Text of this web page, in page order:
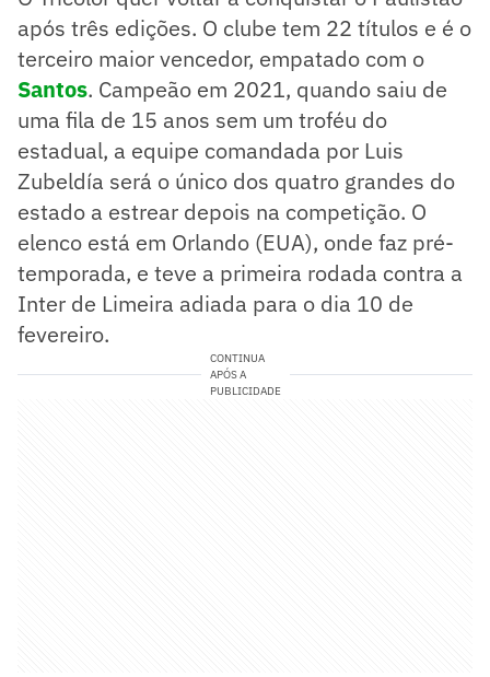
após três edições. O clube tem 22 títulos e é o
terceiro maior vencedor, empatado com o
Santos. Campeão em 2021, quando saiu de
uma fila de 15 anos sem um troféu do
estadual, a equipe comandada por Luis
Zubeldía será o único dos quatro grandes do
estado a estrear depois na competição. O
elenco está em Orlando (EUA), onde faz pré-
temporada, e teve a primeira rodada contra a
Inter de Limeira adiada para o dia 10 de
fevereiro.
CONTINUA
APÓS A
PUBLICIDADE